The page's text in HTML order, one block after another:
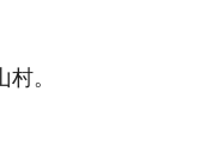
。